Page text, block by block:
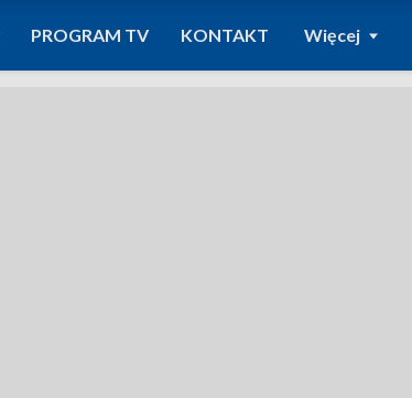
PROGRAM TV KONTAKT Więcej